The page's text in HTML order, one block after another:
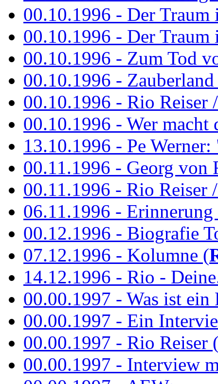
00.10.1996 - Der Traum
00.10.1996 - Der Traum
00.10.1996 - Zum Tod
00.10.1996 -
00.10.1996 - Rio Reiser
00.10.1996 - Wer macht
13.10.1996 - Pe
00.11.1996 - Georg von
00.11.1996 - Rio Reiser
06.11.1996 -
00.12.1996 - Biografie
07.12.1996 - Kolumne (
14.12.1996 - Rio -
00.00.1997 - Was ist ein
00.00.1997 - Ein
00.00.1997 - Rio Reiser
00.00.1997 - Interview